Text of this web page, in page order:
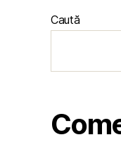
Caută